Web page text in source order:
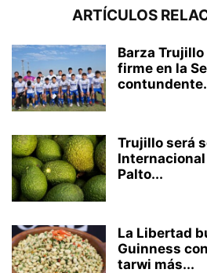
ARTÍCULOS
Barza
firme en la
Trujillo será
Palto...
La Libertad
Guinness
tarwi más...